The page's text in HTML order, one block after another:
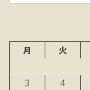
月
火
3
4